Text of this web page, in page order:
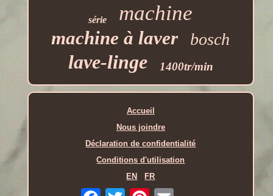
série machine
machine à laver bosch
lave-linge 1400tr/min
Accueil
Nous joindre
Déclaration de confidentialité
Conditions d'utilisation
EN
FR